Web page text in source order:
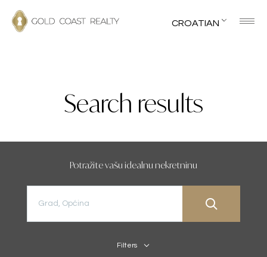
CROATIAN
Search results
Potražite vašu idealnu nekretninu
Filters